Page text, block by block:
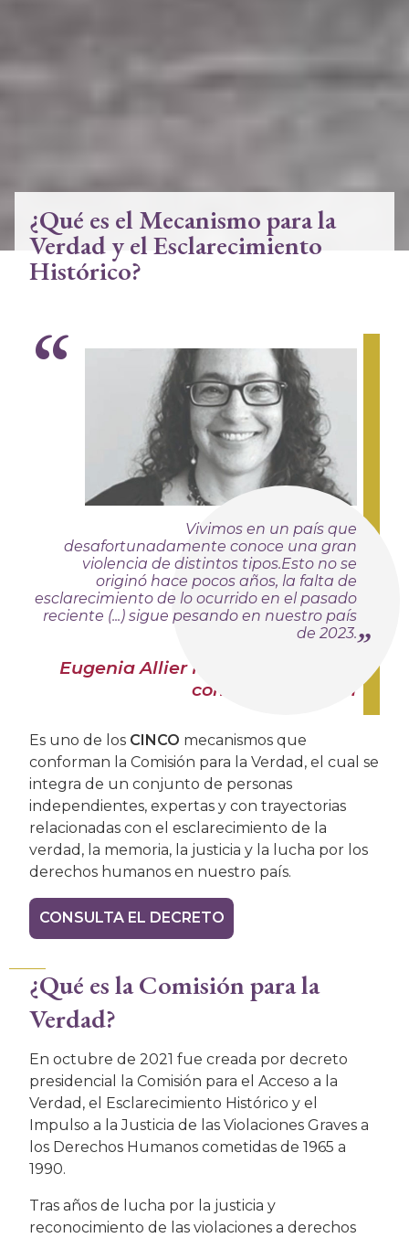
¿Qué es el Mecanismo para la
Verdad y el Esclarecimiento
Histórico?
Vivimos en un país que
desafortunadamente conoce una gran
violencia de distintos tipos.Esto no se
originó hace pocos años, la falta de
esclarecimiento de lo ocurrido en el pasado
reciente (...) sigue pesando en nuestro país
de 2023.
Eugenia Allier Montaño, Persona
comisionada MEH
Es uno de los CINCO mecanismos que
conforman la Comisión para la Verdad, el cual se
integra de un conjunto de personas
independientes, expertas y con trayectorias
relacionadas con el esclarecimiento de la
verdad, la memoria, la justicia y la lucha por los
derechos humanos en nuestro país.
CONSULTA EL DECRETO
¿Qué es la Comisión para la
Verdad?
En octubre de 2021 fue creada por decreto
presidencial la Comisión para el Acceso a la
Verdad, el Esclarecimiento Histórico y el
Impulso a la Justicia de las Violaciones Graves a
los Derechos Humanos cometidas de 1965 a
1990.
Tras años de lucha por la justicia y
reconocimiento de las violaciones a derechos